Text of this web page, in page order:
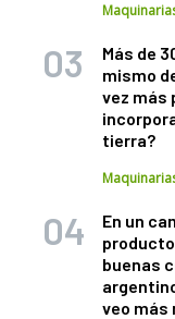
Más de
mismo
vez más
tierra?
En un
buenas
veo más